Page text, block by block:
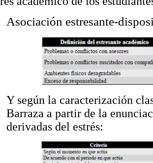
Asociación estresante-
Y según la caracterización
Barraza a partir de la
derivadas del estrés: